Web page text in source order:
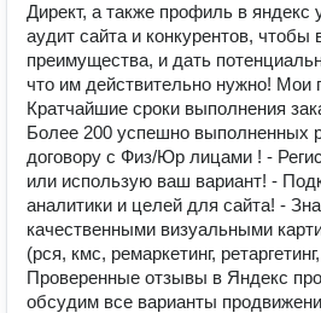
Директ, а также профиль в яндекс
аудит сайта и конкурентов,
преимущества, и дать
что им действительно нужно! Мои
Кратчайшие сроки выполнения
Более 200 успешно выполненных
договору с Физ/Юр лицами ! -
или использую ваш вариант! -
аналитики и целей для сайта! -
качественными визуальными
(рся, кмс, ремаркетинг,
Проверенные отзывы в Яндекс
обсудим все варианты